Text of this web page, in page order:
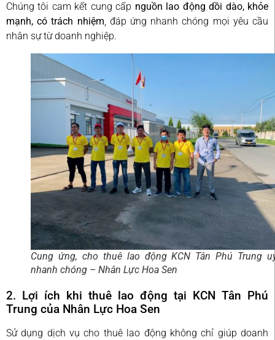
Chúng tôi cam kết cung cấp nguồn lao động dồi dào, khỏe
mạnh, có trách nhiệm, đáp ứng nhanh chóng mọi yêu cầu
nhân sự từ doanh nghiệp.
Cung ứng, cho thuê lao động KCN Tân Phú Trung
nhanh chóng – Nhân Lực Hoa Sen
2. Lợi ích khi thuê lao động tại KCN Tân Phú
Trung của Nhân Lực Hoa Sen
Sử dụng dịch vụ cho thuê lao động không chỉ giúp doanh